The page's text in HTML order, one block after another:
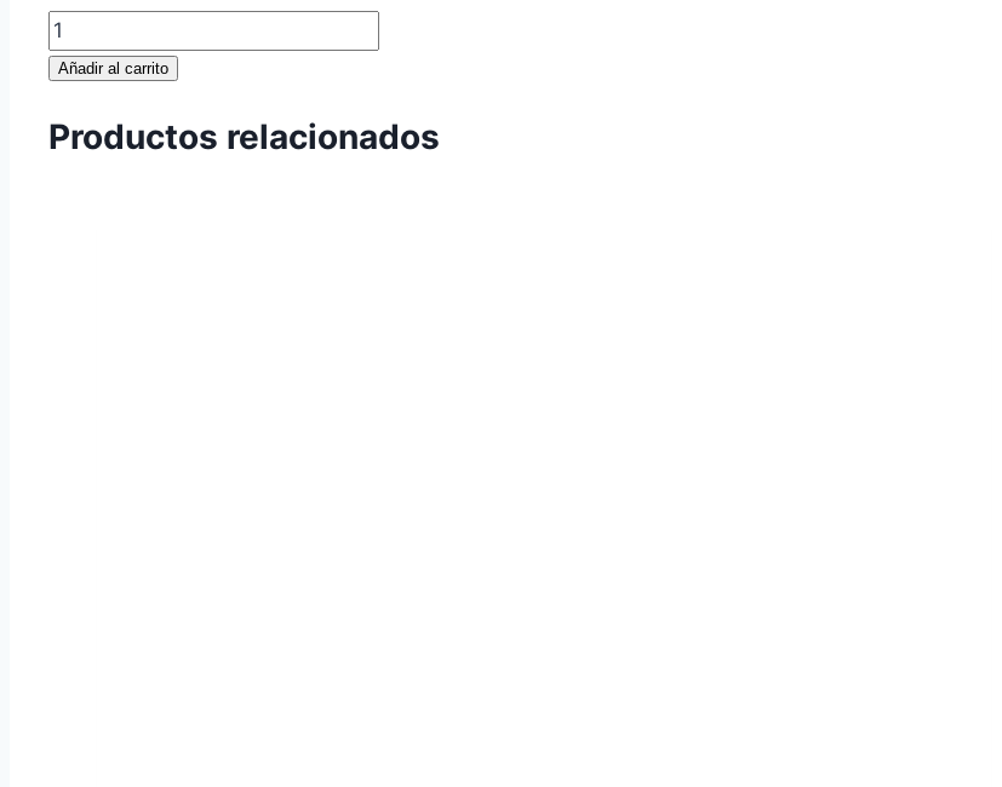
El
Padrino
Añadir al carrito
Productos relacionados